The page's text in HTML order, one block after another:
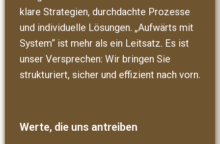
klare Strategien, durchdachte Prozesse
und individuelle Lösungen. „Aufwärts mit
System“ ist mehr als ein Leitsatz. Es ist
unser Versprechen: Wir bringen Sie
strukturiert, sicher und effizient nach vorn.
Werte, die uns antreiben